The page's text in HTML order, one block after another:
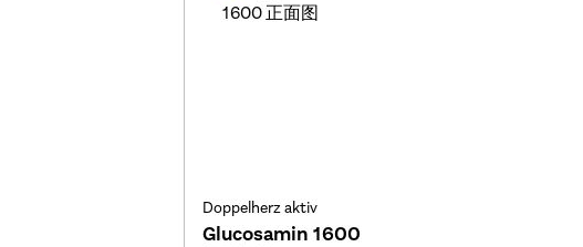
Doppelherz aktiv
Glucosamin 1600